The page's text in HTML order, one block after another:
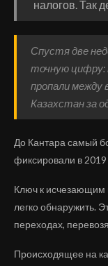
налогов. Так
Спустя две
точную цифру:
пропали между
Казахстан за
До Кантара самый
фиксировали в
Ключ к исчезающим
легко обнаружить.
переходах,
Происходящее на